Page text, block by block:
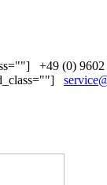
+49 (0) 9602